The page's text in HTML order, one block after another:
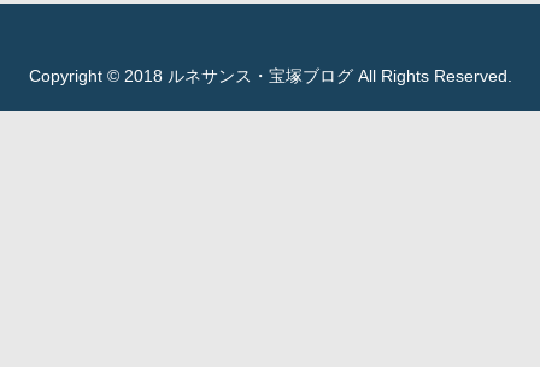
Copyright © 2018 ルネサンス・宝塚ブログ All Rights Reserved.